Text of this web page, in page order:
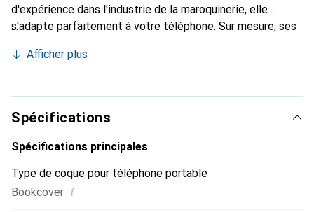
d'expérience dans l'industrie de la maroquinerie, elle
s'adapte parfaitement à votre téléphone. Sur mesure, ses
peau. Elle devient l'accessoire chic et indispensable pour
ses produits de haute qualité, la marque Noreve est un
choix fiable pour une clientèle exigeante.
Afficher plus
Spécifications
Spécifications principales
Type de coque pour téléphone portable
Bookcover i